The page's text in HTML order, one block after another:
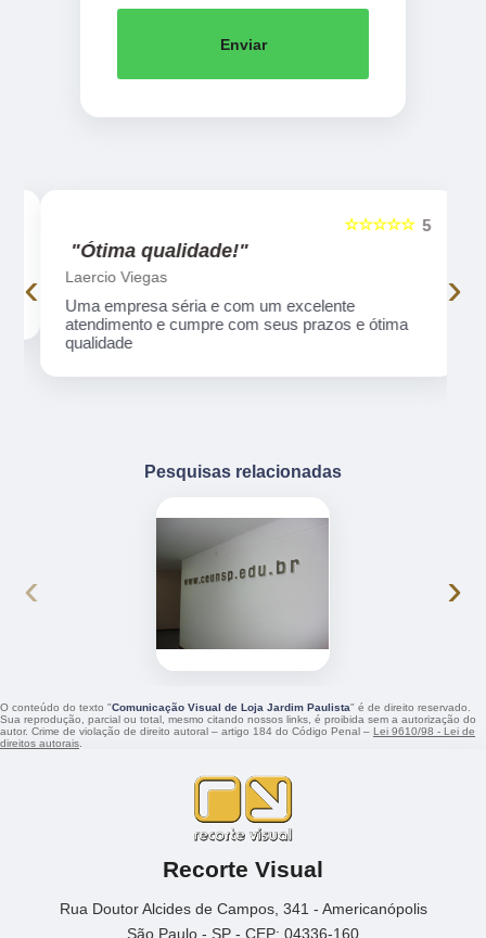
Enviar
5
☆☆☆☆☆
"Ótima qualidade!"
Laercio Viegas
Uma empresa séria e com um excelente
atendimento e cumpre com seus prazos e ótima
qualidade
‹ ›
Pesquisas relacionadas
‹ ›
O conteúdo do texto "Comunicação Visual de Loja Jardim Paulista" é de direito reservado.
Sua reprodução, parcial ou total, mesmo citando nossos links, é proibida sem a autorização do
autor. Crime de violação de direito autoral – artigo 184 do Código Penal – Lei 9610/98 - Lei de
direitos autorais
Recorte Visual
Rua Doutor Alcides de Campos, 341 - Americanópolis
São Paulo - SP - CEP: 04336-160